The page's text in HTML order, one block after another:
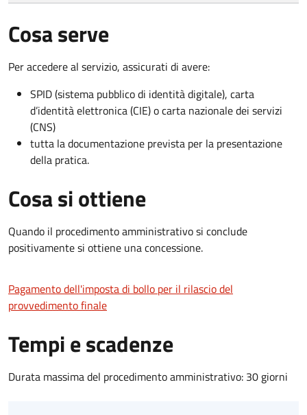
Cosa serve
Per accedere al servizio, assicurati di avere:
SPID (sistema pubblico di identità digitale), carta
d’identità elettronica (CIE) o carta nazionale dei servizi
(CNS)
tutta la documentazione prevista per la presentazione
della pratica.
Cosa si ottiene
Quando il procedimento amministrativo si conclude
positivamente si ottiene una concessione.
Pagamento dell'imposta di bollo per il rilascio del
provvedimento finale
Tempi e scadenze
Durata massima del procedimento amministrativo: 30 giorni